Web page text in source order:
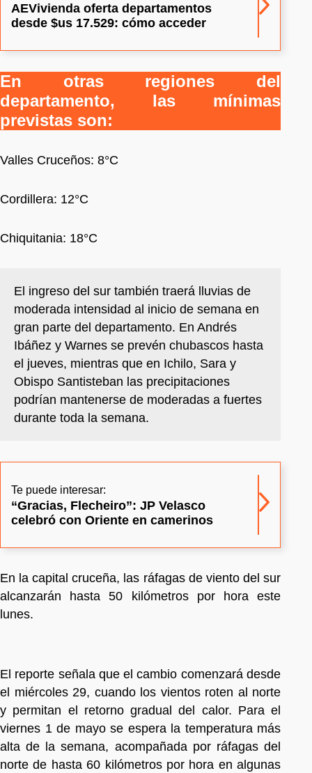
AEVivienda oferta departamentos
desde $us 17.529: cómo acceder
En otras regiones del
departamento, las mínimas
previstas son:
Valles Cruceños: 8°C
Cordillera: 12°C
Chiquitania: 18°C
El ingreso del sur también traerá lluvias de
moderada intensidad al inicio de semana en
gran parte del departamento. En Andrés
Ibáñez y Warnes se prevén chubascos hasta
el jueves, mientras que en Ichilo, Sara y
Obispo Santisteban las precipitaciones
podrían mantenerse de moderadas a fuertes
durante toda la semana.
Te puede interesar:
“Gracias, Flecheiro”: JP Velasco
celebró con Oriente en camerinos
En la capital cruceña, las ráfagas de viento del sur
alcanzarán hasta 50 kilómetros por hora este
lunes.
El reporte señala que el cambio comenzará desde
el miércoles 29, cuando los vientos roten al norte
y permitan el retorno gradual del calor. Para el
viernes 1 de mayo se espera la temperatura más
alta de la semana, acompañada por ráfagas del
norte de hasta 60 kilómetros por hora en algunas